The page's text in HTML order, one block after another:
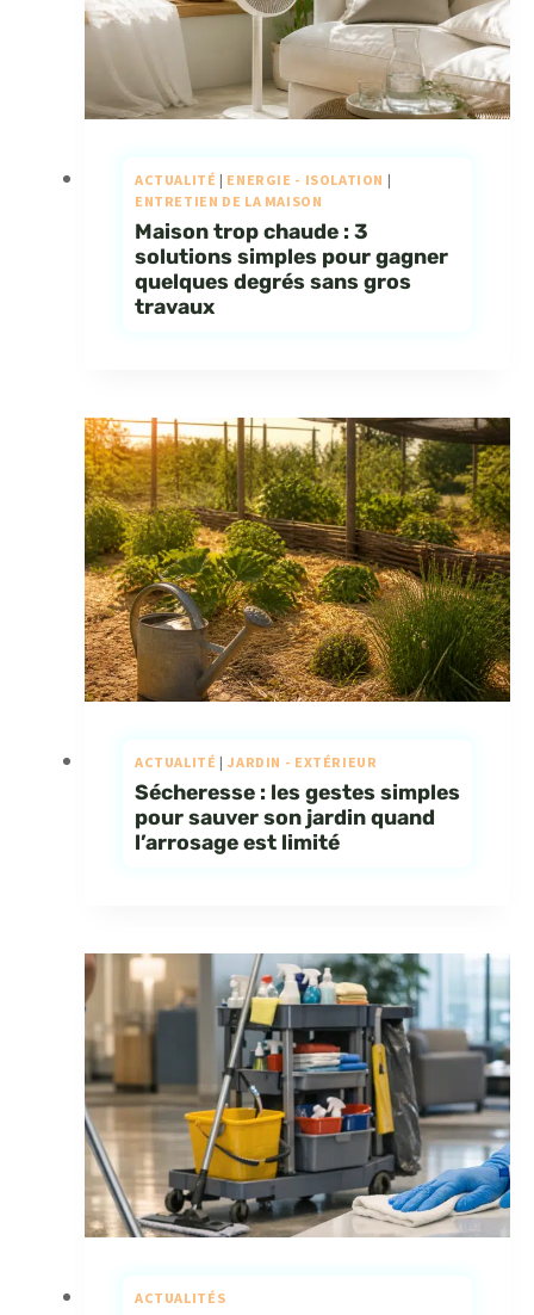
ACTUALITÉ | ENERGIE - ISOLATION |
ENTRETIEN DE LA MAISON
Maison trop chaude : 3
solutions simples pour gagner
quelques degrés sans gros
travaux
ACTUALITÉ | JARDIN - EXTÉRIEUR
Sécheresse : les gestes simples
pour sauver son jardin quand
l’arrosage est limité
ACTUALITÉS